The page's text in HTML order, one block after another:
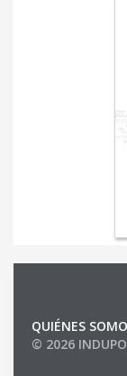
QUIÉNES
© 2026